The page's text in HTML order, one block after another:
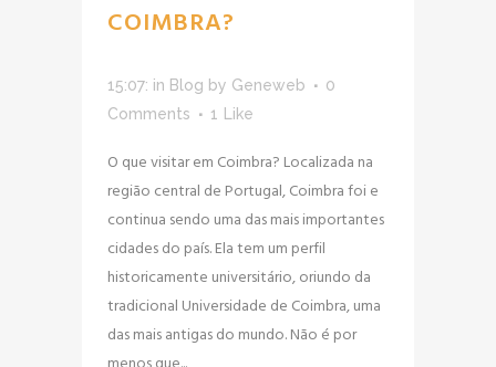
COIMBRA?
15:07: in Blog by Geneweb
0
Comments
1 Like
O que visitar em Coimbra? Localizada na
região central de Portugal, Coimbra foi e
continua sendo uma das mais importantes
cidades do país. Ela tem um perfil
historicamente universitário, oriundo da
tradicional Universidade de Coimbra, uma
das mais antigas do mundo. Não é por